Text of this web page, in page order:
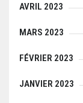
AVRIL 2023
MARS 2023
FÉVRIER 2023
JANVIER 2023